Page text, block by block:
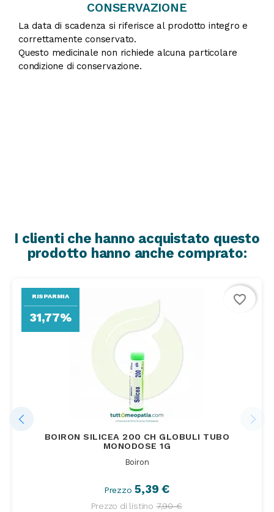
CONSERVAZIONE
La data di scadenza si riferisce al prodotto integro e
correttamente conservato.
Questo medicinale non richiede alcuna particolare
condizione di conservazione.
I clienti che hanno acquistato questo
prodotto hanno anche comprato:
BOIRON SILICEA 200 CH GLOBULI TUBO
MONODOSE 1G
Boiron
Prezzo 5,39 €
Prezzo di listino 7,90 €
RISPARMIA
31,77%
favorite_border